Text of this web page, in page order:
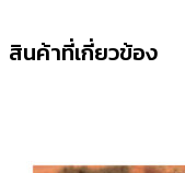
สินค้าที่เกี่ยวข้อง